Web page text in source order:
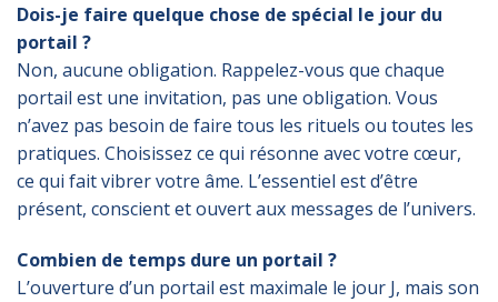
Dois-je faire quelque chose de spécial le jour du
portail ?
Non, aucune obligation. Rappelez-vous que chaque
portail est une invitation, pas une obligation. Vous
n’avez pas besoin de faire tous les rituels ou toutes les
pratiques. Choisissez ce qui résonne avec votre cœur,
ce qui fait vibrer votre âme. L’essentiel est d’être
présent, conscient et ouvert aux messages de l’univers.
Combien de temps dure un portail ?
L’ouverture d’un portail est maximale le jour J, mais son